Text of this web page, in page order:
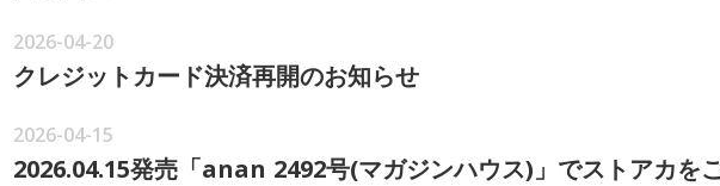
2026-04-20
クレジットカード決済再開のお知らせ
2026-04-15
2026.04.15発売「anan 2492号(マガジンハウス)」でストアカを